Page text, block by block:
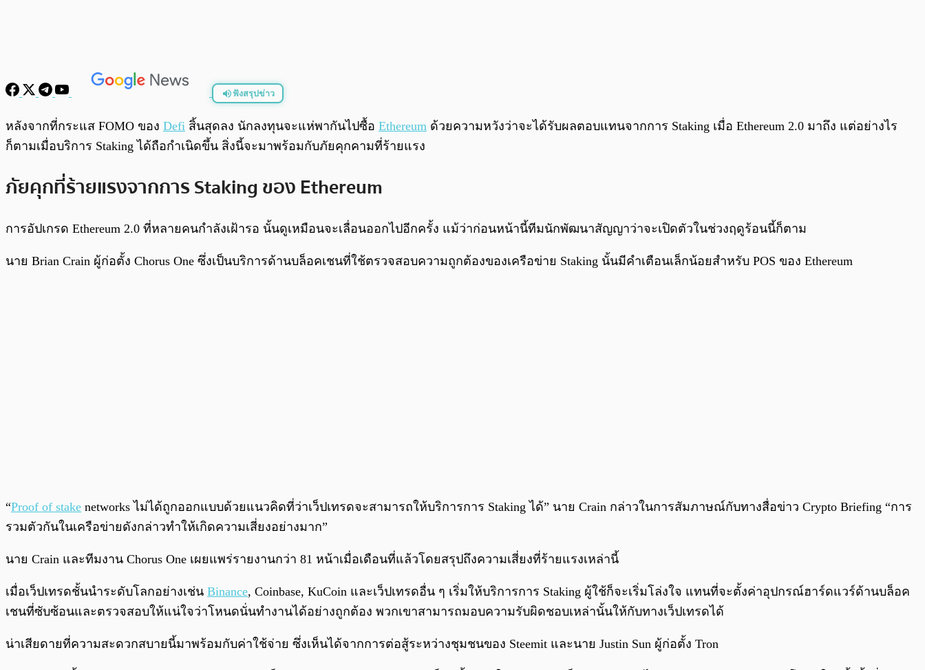
ฟังสรุปข่าว
พร้อมเล่น 0:00 / 0:00
หลังจากที่กระแส FOMO ของ Defi สิ้นสุดลง นักลงทุนจะแห่พากันไปซื้อ Ethereum ด้วยความหวังว่าจะได้รับผลตอบแทนจากการ Staking เมื่อ Ethereum 2.0 มาถึง แต่อย่างไร
ก็ตามเมื่อบริการ Staking ได้ถือกำเนิดขึ้น สิ่งนี้จะมาพร้อมกับภัยคุกคามที่ร้ายแรง
ภัยคุกที่ร้ายแรงจากการ Staking ของ Ethereum
การอัปเกรด Ethereum 2.0 ที่หลายคนกำลังเฝ้ารอ นั้นดูเหมือนจะเลื่อนออกไปอีกครั้ง แม้ว่าก่อนหน้านี้ทีมนักพัฒนาสัญญาว่าจะเปิดตัวในช่วงฤดูร้อนนี้ก็ตาม
นาย Brian Crain ผู้ก่อตั้ง Chorus One ซึ่งเป็นบริการด้านบล็อคเชนที่ใช้ตรวจสอบความถูกต้องของเครือข่าย Staking นั้นมีคำเตือนเล็กน้อยสำหรับ POS ของ Ethereum
“Proof of stake networks ไม่ได้ถูกออกแบบด้วยแนวคิดที่ว่าเว็ปเทรดจะสามารถให้บริการการ Staking ได้” นาย Crain กล่าวในการสัมภาษณ์กับทางสื่อข่าว Crypto Briefing “การ
รวมตัวกันในเครือข่ายดังกล่าวทำให้เกิดความเสี่ยงอย่างมาก”
นาย Crain และทีมงาน Chorus One เผยแพร่รายงานกว่า 81 หน้าเมื่อเดือนที่แล้วโดยสรุปถึงความเสี่ยงที่ร้ายแรงเหล่านี้
เมื่อเว็ปเทรดชั้นนำระดับโลกอย่างเช่น Binance, Coinbase, KuCoin และเว็ปเทรดอื่น ๆ เริ่มให้บริการการ Staking ผู้ใช้ก็จะเริ่มโล่งใจ แทนที่จะตั้งค่าอุปกรณ์ฮาร์ดแวร์ด้านบล็อค
เชนที่ซับซ้อนและตรวจสอบให้แน่ใจว่าโหนดนั่นทำงานได้อย่างถูกต้อง พวกเขาสามารถมอบความรับผิดชอบเหล่านั้นให้กับทางเว็ปเทรดได้
น่าเสียดายที่ความสะดวกสบายนี้มาพร้อมกับค่าใช้จ่าย ซึ่งเห็นได้จากการต่อสู้ระหว่างชุมชนของ Steemit และนาย Justin Sun ผู้ก่อตั้ง Tron